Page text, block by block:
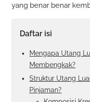
yang benar benar
Daftar isi
Mengapa Utang
Membengkak?
Struktur Utang
Pinjaman?